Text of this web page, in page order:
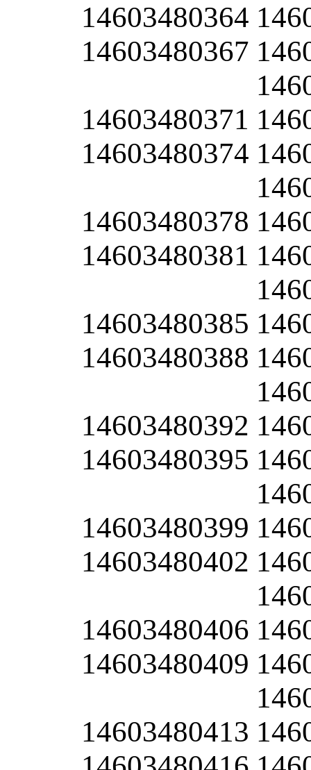
14603480364
14603480367
14603480371
14603480374
14603480378
14603480381
14603480385
14603480388
14603480392
14603480395
14603480399
14603480402
14603480406
14603480409
14603480413